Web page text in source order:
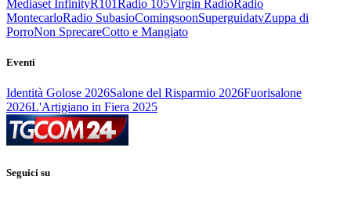
Mediaset InfinityR101 Radio 105Virgin RadioRadio
MontecarloRadio SubasioComingsoonSuperguidatvZuppa di
PorroNon SprecareCotto e Mangiato
Eventi
Identità Golose 2026Salone del Risparmio 2026Fuorisalone
2026L'Artigiano in Fiera 2025
Seguici su